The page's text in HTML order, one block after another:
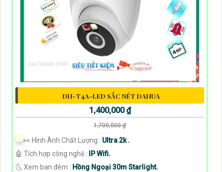
DH-T4A-LED SẮC NÉT DAHUA
1,400,000 ₫
1,700,000 ₫
️👀 Hình Ành Chất Lượng : Ultra 2k .
🤖️ Tích hợp công nghệ :
IP Wifi.
🌜 Xem ban đêm : Hồng Ngoại 30m Starlight.